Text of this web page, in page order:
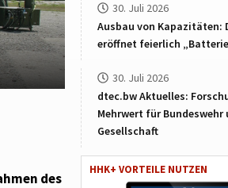
des
30. Juli 2026
Ausbau von Kapazitäten:
eröffnet feierlich
30. Juli 2026
dtec.bw Aktuelles:
Mehrwert für Bundeswehr
Gesellschaft
HHK+ VORTEILE NUTZEN